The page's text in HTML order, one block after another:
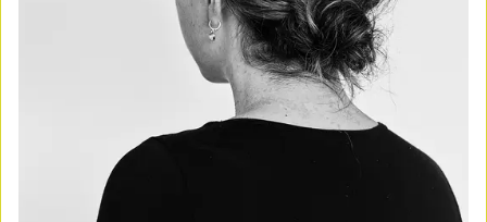
Programmation
Pour enregistrer vos favoris,
connectez-vous ou créez votre profil